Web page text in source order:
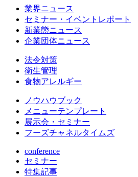
業界ニュース
セミナー・イベントレポート
新業態ニュース
企業団体ニュース
法令対策
衛生管理
食物アレルギー
ノウハウブック
メニューテンプレート
展示会・セミナー
フーズチャネルタイムズ
conference
セミナー
特集記事